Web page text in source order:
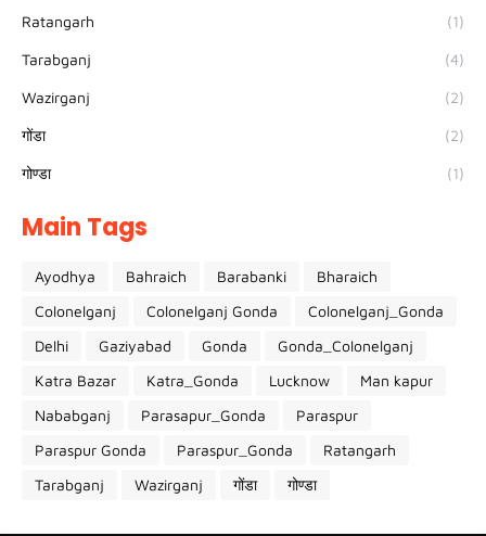
Ratangarh (1)
Tarabganj (4)
Wazirganj (2)
गोंडा (2)
गोण्डा (1)
Main Tags
Ayodhya Bahraich Barabanki
Bharaich
Colonelganj
Colonelganj Gonda
Colonelganj_Gonda
Delhi
Gaziyabad Gonda
Gonda_Colonelganj
Katra Bazar
Katra_Gonda Lucknow
Man kapur
Nababganj
Parasapur_Gonda
Paraspur
Paraspur Gonda
Paraspur_Gonda
Ratangarh
Tarabganj
Wazirganj गोंडा गोण्डा